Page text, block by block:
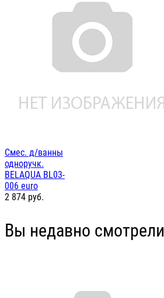
Смес. д/ванны
одноручк.
BELAQUA BL03-
006 euro
2 874 руб.
Вы недавно смотрели